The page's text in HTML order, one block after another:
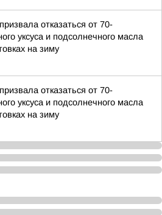
отказаться от 70-
уксуса и подсолнечного масла
на зиму
отказаться от 70-
уксуса и подсолнечного масла
на зиму